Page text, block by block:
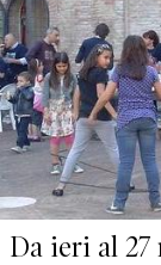
Da ieri al 27